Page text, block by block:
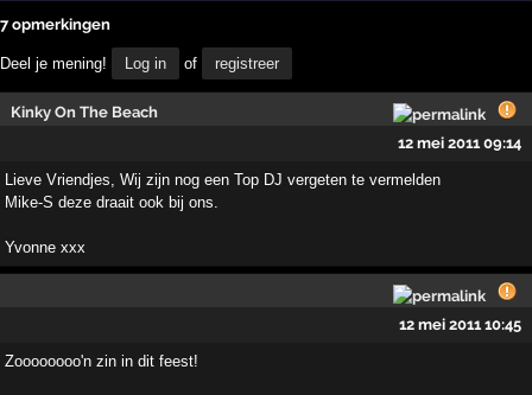
7 opmerkingen
Deel je mening! Log in of registreer
Kinky On The Beach
12 mei 2011 09:14
Lieve Vriendjes, Wij zijn nog een Top DJ vergeten te vermelden
Mike-S deze draait ook bij ons.
Yvonne xxx
12 mei 2011 10:45
Zoooooooo'n zin in dit feest!